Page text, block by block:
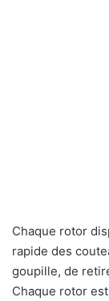
Chaque rotor
rapide des
goupille, de
Chaque rotor